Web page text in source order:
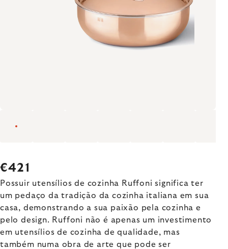
€421
Possuir utensílios de cozinha Ruffoni significa ter
um pedaço da tradição da cozinha italiana em sua
casa, demonstrando a sua paixão pela cozinha e
pelo design. Ruffoni não é apenas um investimento
em utensílios de cozinha de qualidade, mas
também numa obra de arte que pode ser